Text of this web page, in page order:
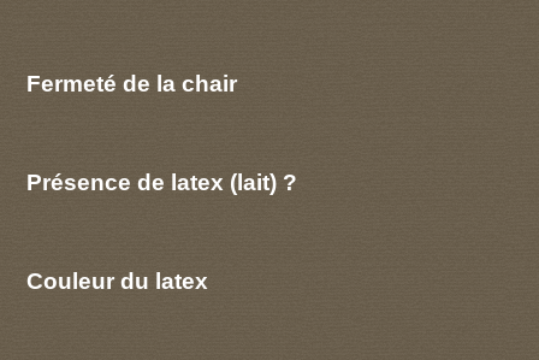
Fermeté de la chair
Présence de latex (lait) ?
Couleur du latex